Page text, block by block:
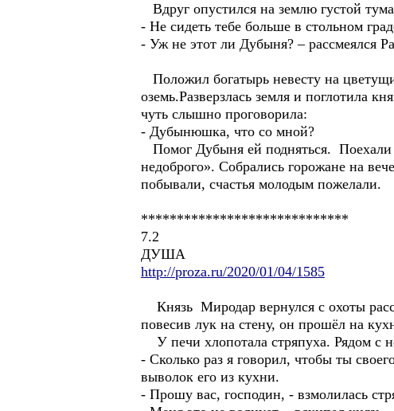
Вдруг опустился на землю густой
- Не сидеть тебе больше в стольном
- Уж не этот ли Дубыня? – рассмеялся
Положил богатырь невесту на
оземь.Разверзлась земля и поглотила
чуть слышно проговорила:
- Дубынюшка, что со мной?
Помог Дубыня ей подняться. Поехали
недоброго». Собрались горожане на
побывали, счастья молодым пожелали.
*****************************
7.2
ДУША
http://proza.ru/2020/01/04/1585
Князь Миродар вернулся с охоты
повесив лук на стену, он прошёл на
У печи хлопотала стряпуха. Рядом с
- Сколько раз я говорил, чтобы ты
выволок его из кухни.
- Прошу вас, господин, - взмолилась